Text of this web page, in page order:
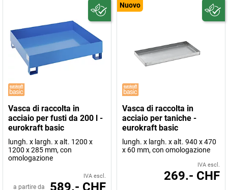
Vasca di raccolta in
acciaio per fusti da 200 l -
eurokraft basic
lungh. x largh. x alt. 1200 x
1200 x 285 mm, con
omologazione
IVA escl.
a partire da 589.- CHF
Nuovo
Vasca di raccolta in
acciaio per taniche -
eurokraft basic
lungh. x largh. x alt. 940 x 470
x 60 mm, con omologazione
IVA escl.
269.- CHF